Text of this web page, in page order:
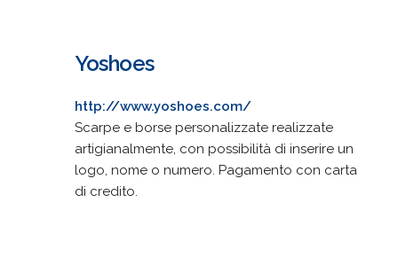
Yoshoes
http://www.yoshoes.com/
Scarpe e borse personalizzate realizzate
artigianalmente, con possibilità di inserire un
logo, nome o numero. Pagamento con carta
di credito.